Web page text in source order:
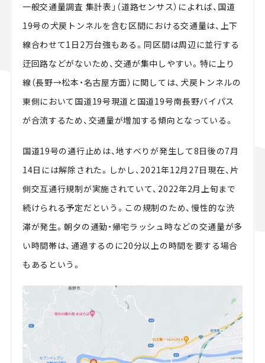
一般交通量調査 集計表」（道路センサス）によれば、国道
19号の犬戻トンネルを含む区間における交通量は、上下
線合わせて1日2万台強もある。同区間は周辺に並行する
迂回路などがないため、交通が集中しやすい。特に上り
線（長野→松本・名古屋方面）に関しては、犬戻トンネルの
東側において国道19号現道と国道19号南長野バイパス
が合流するため、交通量が増加する傾向となっている。
国道19号の通行止めは、地すべりが発生して8日後の7月
14日には解除された。しかし、2021年12月27日現在、片
側交互通行規制が実施されていて、2022年2月上旬まで
続けられる予定だという。この規制のため、慢性的な渋
滞が発生。朝夕の通勤・帰宅ラッシュ時などの交通量が多
い時間帯は、通過するのに20分以上の時間を要する場合
もあるという。